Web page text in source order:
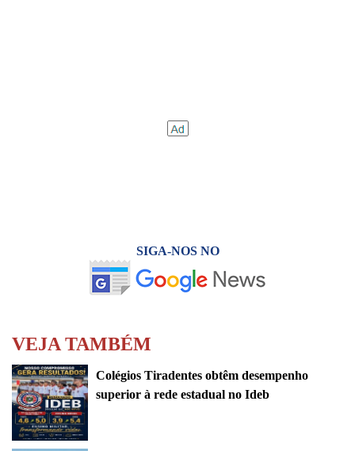
SIGA-NOS NO
VEJA TAMBÉM
Colégios Tiradentes obtêm desempenho
superior à rede estadual no Ideb